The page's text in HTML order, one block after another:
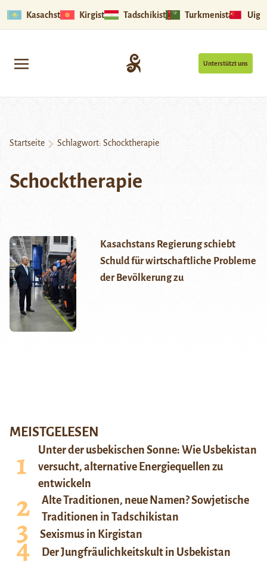
Kasachstan Kirgistan Tadschikistan Turkmenistan
Unterstützt uns
Startseite Schlagwort: Schocktherapie
Schocktherapie
Kasachstans Regierung schiebt
Schuld für wirtschaftliche Probleme
der Bevölkerung zu
MEISTGELESEN
Unter der usbekischen Sonne: Wie Usbekistan
versucht, alternative Energiequellen zu
entwickeln
Alte Traditionen, neue Namen? Sowjetische
Traditionen in Tadschikistan
Sexismus in Kirgistan
Der Jungfräulichkeitskult in Usbekistan